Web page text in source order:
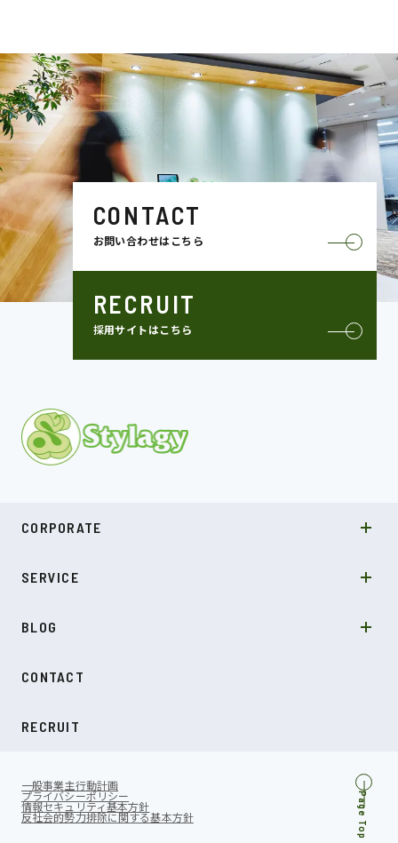
CONTACT
お問い合わせはこちら
RECRUIT
採用サイトはこちら
CORPORATE
COMPANY
NEWS
SERVICE
受託開発
BLOG
SDGs
CONTACT
RECRUIT
一般事業主行動計画
プライバシーポリシー
情報セキュリティ基本方針
反社会的勢力排除に関する基本方針 Page Top